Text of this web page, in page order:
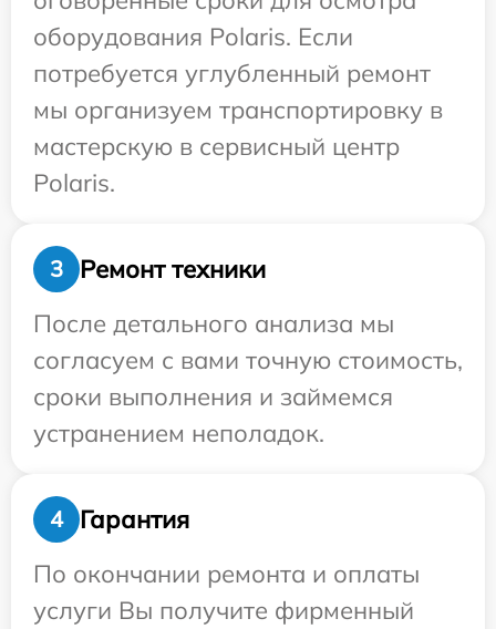
оборудования Polaris. Если
потребуется углубленный ремонт
мы организуем транспортировку в
мастерскую в сервисный центр
Polaris.
3
Ремонт техники
После детального анализа мы
согласуем с вами точную стоимость,
сроки выполнения и займемся
устранением неполадок.
4
Гарантия
По окончании ремонта и оплаты
услуги Вы получите фирменный